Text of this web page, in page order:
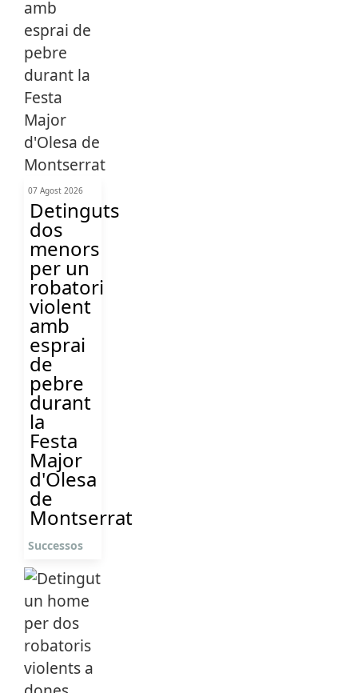
07 Agost 2026
Detinguts
dos
menors
per un
robatori
violent
amb
esprai
de
pebre
durant
la
Festa
Major
d'Olesa
de
Montserrat
Successos